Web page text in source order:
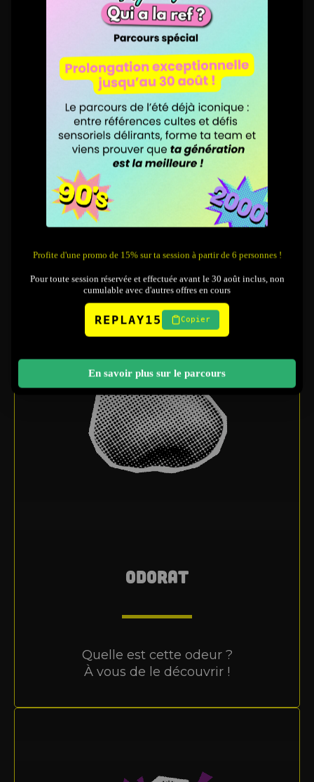
TOUCHER
Des choses étranges cachées dans des
boîtes… oserez-vous y mettre la main ?
ODORAT
Quelle est cette odeur ?
À vous de le découvrir !
Profite d'une promo de 15% sur ta session à partir de 6 personnes !
Pour toute session réservée et effectuée avant le 30 août inclus, non
cumulable avec d'autres offres en cours
REPLAY15 Copier
En savoir plus sur le parcours